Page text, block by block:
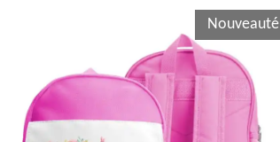
Nouveauté